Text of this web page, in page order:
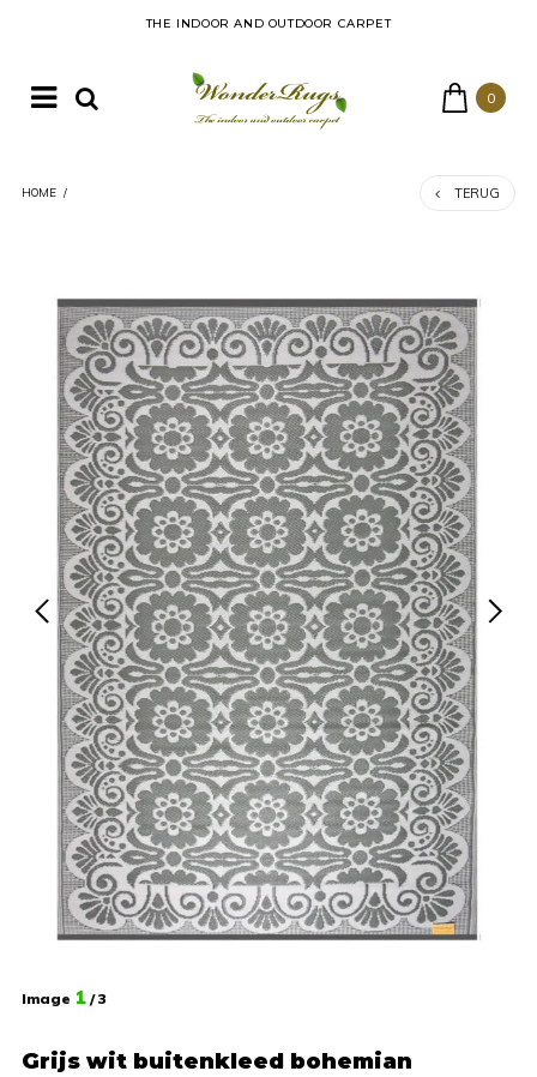
THE INDOOR AND OUTDOOR CARPET
0
HOME / TERUG
Image 1 / 3
Grijs wit buitenkleed bohemian